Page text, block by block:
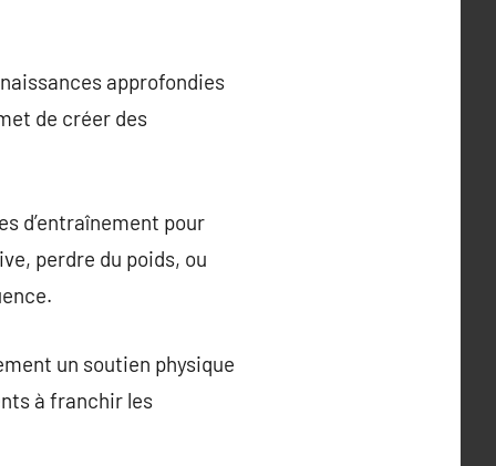
approfondies
de créer des
d’entraînement pour
perdre du poids, ou
un soutien physique
à franchir les